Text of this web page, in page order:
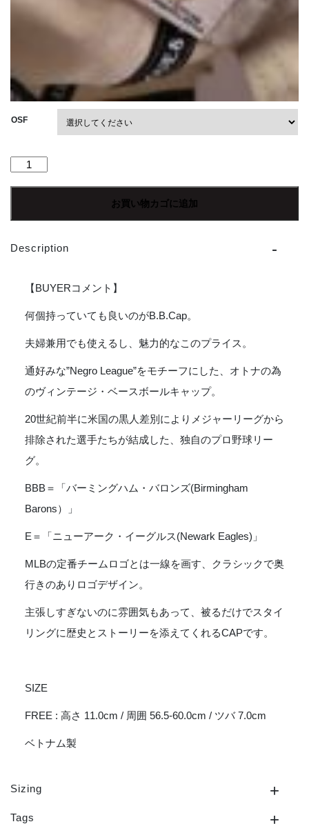
OSF
"30%OFF"【Unisex】
ビ
グ
Negro
Baseball
BBB
お買い物カゴに追加
Description
【BUYERコメント】
何個持っていても良いのがB.B.Cap。
夫婦兼用でも使えるし、魅力的なこのプライス。
通好みな”Negro League”をモチーフにした、オトナの為
のヴィンテージ・ベースボールキャップ。
20世紀前半に米国の黒人差別によりメジャーリーグから
排除された選手たちが結成した、独自のプロ野球リー
グ。
BBB＝「バーミングハム・バロンズ(Birmingham
Barons）」
E＝「ニューアーク・イーグルス(Newark Eagles)」
MLBの定番チームロゴとは一線を画す、クラシックで奥
行きのありロゴデザイン。
主張しすぎないのに雰囲気もあって、被るだけでスタイ
リングに歴史とストーリーを添えてくれるCAPです。
SIZE
FREE : 高さ 11.0cm / 周囲 56.5-60.0cm / ツバ 7.0cm
ベトナム製
Sizing
Tags